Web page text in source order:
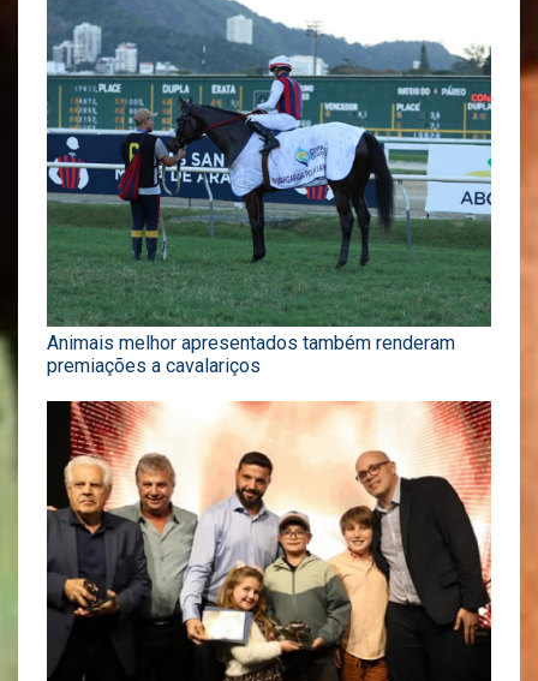
Animais melhor apresentados também renderam
premiações a cavalariços